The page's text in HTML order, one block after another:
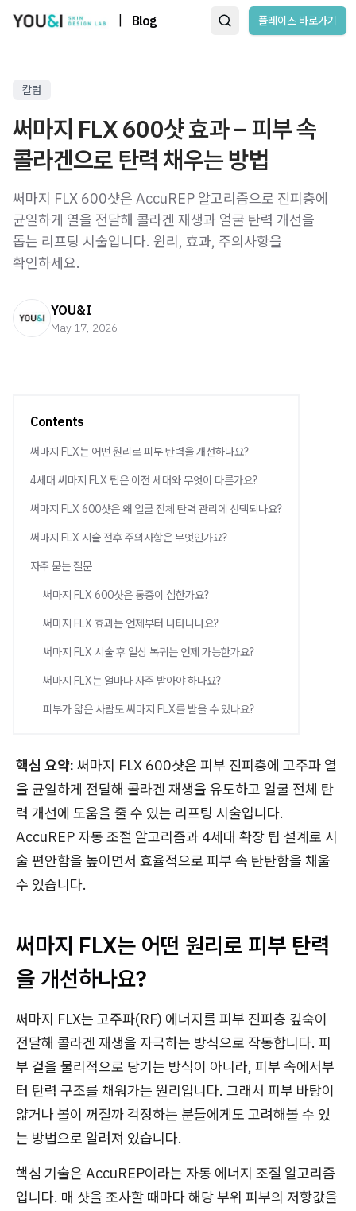
Blog 플레이스 바로가기
칼럼
써마지 FLX 600샷 효과 – 피부 속
콜라겐으로 탄력 채우는 방법
써마지 FLX 600샷은 AccuREP 알고리즘으로 진피층에
균일하게 열을 전달해 콜라겐 재생과 얼굴 탄력 개선을
돕는 리프팅 시술입니다. 원리, 효과, 주의사항을
확인하세요.
YOU&I
May 17, 2026
Contents
써마지 FLX는 어떤 원리로 피부 탄력을 개선하나요?
4세대 써마지 FLX 팁은 이전 세대와 무엇이 다른가요?
써마지 FLX 600샷은 왜 얼굴 전체 탄력 관리에 선택되나요?
써마지 FLX 시술 전후 주의사항은 무엇인가요?
자주 묻는 질문
써마지 FLX 600샷은 통증이 심한가요?
써마지 FLX 효과는 언제부터 나타나나요?
써마지 FLX 시술 후 일상 복귀는 언제 가능한가요?
써마지 FLX는 얼마나 자주 받아야 하나요?
피부가 얇은 사람도 써마지 FLX를 받을 수 있나요?
핵심 요약: 써마지 FLX 600샷은 피부 진피층에 고주파 열
을 균일하게 전달해 콜라겐 재생을 유도하고 얼굴 전체 탄
력 개선에 도움을 줄 수 있는 리프팅 시술입니다.
AccuREP 자동 조절 알고리즘과 4세대 확장 팁 설계로 시
술 편안함을 높이면서 효율적으로 피부 속 탄탄함을 채울
수 있습니다.
써마지 FLX는 어떤 원리로 피부 탄력
을 개선하나요?
써마지 FLX는 고주파(RF) 에너지를 피부 진피층 깊숙이
전달해 콜라겐 재생을 자극하는 방식으로 작동합니다. 피
부 겉을 물리적으로 당기는 방식이 아니라, 피부 속에서부
터 탄력 구조를 채워가는 원리입니다. 그래서 피부 바탕이
얇거나 볼이 꺼질까 걱정하는 분들에게도 고려해볼 수 있
는 방법으로 알려져 있습니다.
핵심 기술은 AccuREP이라는 자동 에너지 조절 알고리즘
입니다. 매 샷을 조사할 때마다 해당 부위 피부의 저항값을